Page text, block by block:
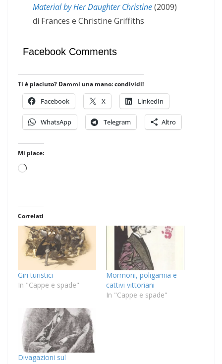
Material by Her Daughter Christine(2009)
di Frances e Christine Griffiths
Facebook Comments
Ti è piaciuto? Dammi una mano: condividi!
Facebook X LinkedIn
WhatsApp Telegram Altro
Mi piace:
Caricamento
Correlati
Giri turistici
In "Cappe e spade"
Mormoni, poligamia e
cattivi vittoriani
In "Cappe e spade"
Divagazioni sul